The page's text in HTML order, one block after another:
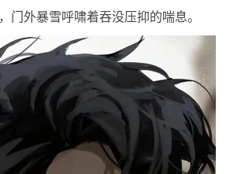
门外暴雪呼啸着吞没压抑的喘息。